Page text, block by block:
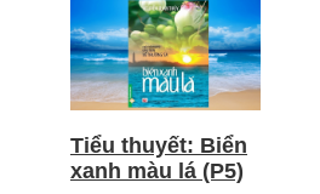
Tiểu thuyết: Biển
xanh màu lá (P5)